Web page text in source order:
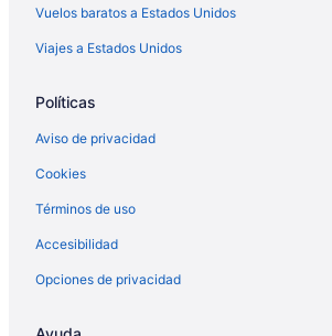
Hoteles en Centro de la ciudad de Sioux Falls
Hoteles en Colman
Hoteles en Crooks
Moteles en Crooks
Hoteles en Condado de Brookings
Cabañas en Garretson
Hoteles en Gayville
Hoteles en Harrisburg
Vuelos baratos a Estados Unidos
Viajes a Estados Unidos
Políticas
Aviso de privacidad
Cookies
Términos de uso
Accesibilidad
Opciones de privacidad